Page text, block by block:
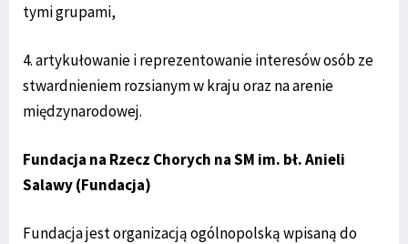
tymi grupami,
4. artykułowanie i reprezentowanie interesów osób ze
stwardnieniem rozsianym w kraju oraz na arenie
międzynarodowej.
Fundacja na Rzecz Chorych na SM im. bł. Anieli
Salawy (Fundacja)
Fundacja jest organizacją ogólnopolską wpisaną do